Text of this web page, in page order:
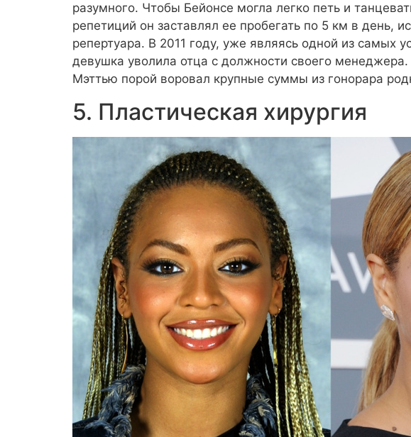
разумного. Чтобы Бейонсе могла легко петь и
репетиций он заставлял ее пробегать по 5 км в день,
репертуара. В 2011 году, уже являясь одной из самых
девушка уволила отца с должности своего
Мэттью порой воровал крупные суммы из гонорара
5. Пластическая хирургия